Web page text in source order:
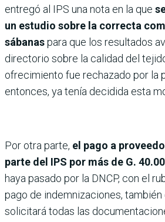
entregó al IPS una nota en la que
un estudio sobre la correcta
sábanaspara que los resultados
directorio sobre la calidad del
ofrecimiento fue rechazado por la
entonces, ya tenía decidida esta
Por otra parte, el pago a
parte del IPS por más de G.
haya pasado por la DNCP, con el
pago de indemnizaciones, también
solicitará todas las